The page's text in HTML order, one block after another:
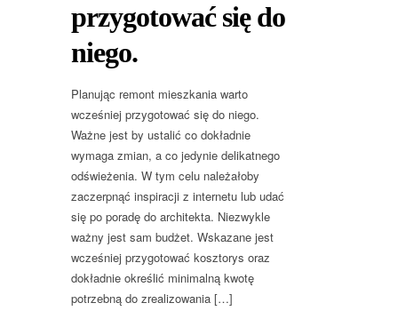
przygotować się do
niego.
Planując remont mieszkania warto
wcześniej przygotować się do niego.
Ważne jest by ustalić co dokładnie
wymaga zmian, a co jedynie delikatnego
odświeżenia. W tym celu należałoby
zaczerpnąć inspiracji z internetu lub udać
się po poradę do architekta. Niezwykle
ważny jest sam budżet. Wskazane jest
wcześniej przygotować kosztorys oraz
dokładnie określić minimalną kwotę
potrzebną do zrealizowania […]